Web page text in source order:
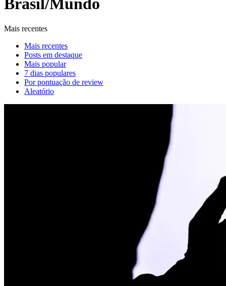
Brasil/Mundo
Mais recentes
Mais recentes
Posts em destaque
Mais popular
7 dias populares
Por pontuação de review
Aleatório